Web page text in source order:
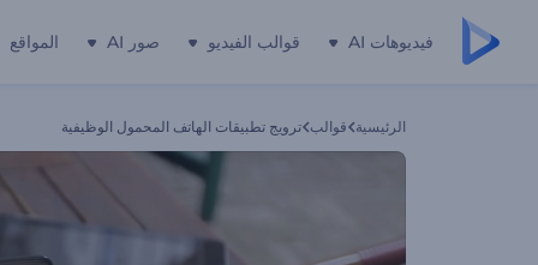
فيديوهات AI قوالب الفيديو صور AI المواقع
الرئيسية قوالب ترويج تطبيقات الهاتف المحمول الوظيفية